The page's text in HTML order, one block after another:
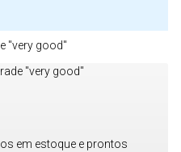
"very good"
"very good"
em estoque e prontos